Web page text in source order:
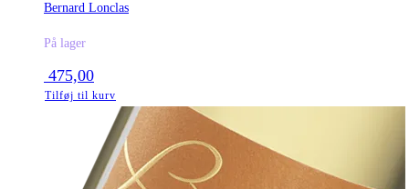
Bernard Lonclas
På lager
475,00
Tilføj til kurv